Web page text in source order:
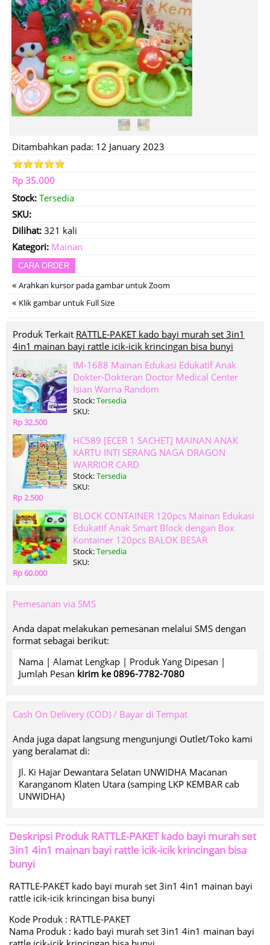
Ditambahkan pada: 12 January 2023
Rp 35.000
Stock: Tersedia
SKU:
Dilihat: 321 kali
Kategori: Mainan
CARA ORDER
« Arahkan kursor pada gambar untuk Zoom
« Klik gambar untuk Full Size
Produk Terkait RATTLE-PAKET kado bayi murah set 3in1
4in1 mainan bayi rattle icik-icik krincingan bisa bunyi
IM-1688 Mainan Edukasi Edukatif Anak
Dokter-Dokteran Doctor Medical Center
Isian Warna Random
Stock:Tersedia
SKU:
Rp 32.500
HC589 [ECER 1 SACHET] MAINAN ANAK
KARTU INTI SERANG NAGA DRAGON
WARRIOR CARD
Stock:Tersedia
SKU:
Rp 2.500
BLOCK CONTAINER 120pcs Mainan Edukasi
Edukatif Anak Smart Block dengan Box
Kontainer 120pcs BALOK BESAR
Stock:Tersedia
SKU:
Rp 60.000
Pemesanan via SMS
Anda dapat melakukan pemesanan melalui SMS dengan
format sebagai berikut:
Nama | Alamat Lengkap | Produk Yang Dipesan |
Jumlah Pesan kirim ke 0896-7782-7080
Cash On Delivery (COD) / Bayar di Tempat
Anda juga dapat langsung mengunjungi Outlet/Toko kami
yang beralamat di:
Jl. Ki Hajar Dewantara Selatan UNWIDHA Macanan
Karanganom Klaten Utara (samping LKP KEMBAR cab
UNWIDHA)
Deskripsi ProdukRATTLE-PAKET kado bayi murah set
3in1 4in1 mainan bayi rattle icik-icik krincingan bisa
bunyi
RATTLE-PAKET kado bayi murah set 3in1 4in1 mainan bayi
rattle icik-icik krincingan bisa bunyi
Kode Produk : RATTLE-PAKET
Nama Produk : kado bayi murah set 3in1 4in1 mainan bayi